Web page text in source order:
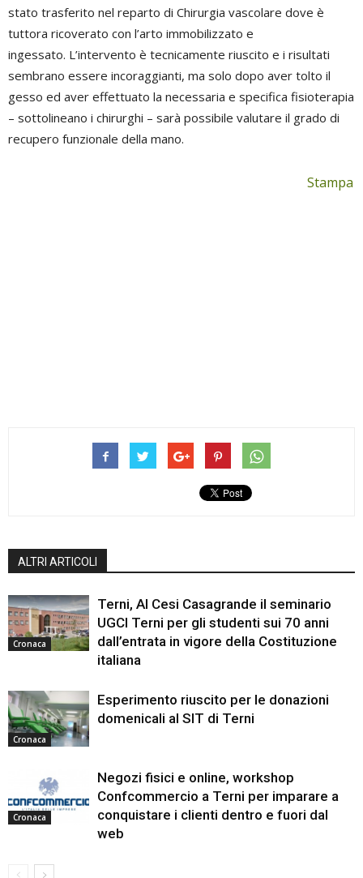
stato trasferito nel reparto di Chirurgia vascolare dove è
tuttora ricoverato con l’arto immobilizzato e
ingessato. L’intervento è tecnicamente riuscito e i risultati
sembrano essere incoraggianti, ma solo dopo aver tolto il
gesso ed aver effettuato la necessaria e specifica fisioterapia
– sottolineano i chirurghi – sarà possibile valutare il grado di
recupero funzionale della mano.
Stampa
ALTRI ARTICOLI
Cronaca
Terni, Al Cesi Casagrande il seminario
UGCI Terni per gli studenti sui 70 anni
dall’entrata in vigore della Costituzione
italiana
Cronaca
Esperimento riuscito per le donazioni
domenicali al SIT di Terni
Cronaca
Negozi fisici e online, workshop
Confcommercio a Terni per imparare a
conquistare i clienti dentro e fuori dal
web